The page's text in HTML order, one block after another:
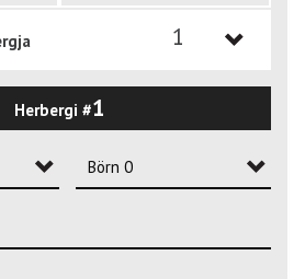
1
Herbergi #1
Börn 0
Börn 1